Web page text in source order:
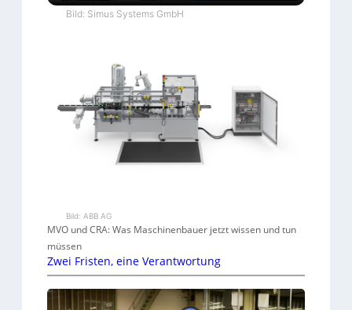
Bild: Simus Systems GmbH
Bild: ABB AG
MVO und CRA: Was Maschinenbauer jetzt wissen und tun
müssen
Zwei Fristen, eine Verantwortung